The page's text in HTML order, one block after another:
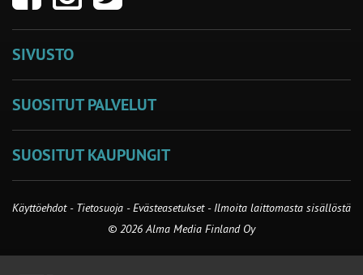
SIVUSTO
SUOSITUT PALVELUT
SUOSITUT KAUPUNGIT
Käyttöehdot - Tietosuoja -Evästeasetukset- Ilmoita laittomasta sisällöstä
© 2026 Alma Media Finland Oy